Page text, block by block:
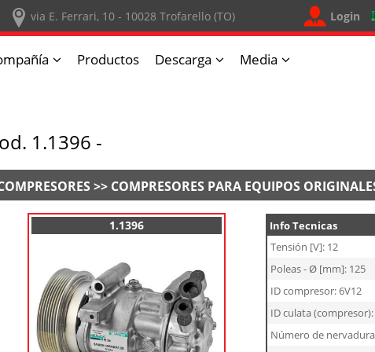
via E. Ferrari, 10 - 10028 Trofarello (TO) Login
Productos Descarga Media
1.1396 -
>> COMPRESORES PARA EQUIPOS
1.1396
Info Tecnicas
Tensión [V]: 12
Poleas - Ø [mm]: 125
ID compresor: 6V12
ID culata (compresor):
Número de